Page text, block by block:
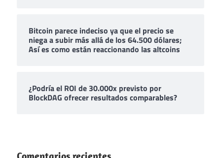
Bitcoin parece indeciso ya que el precio se
niega a subir más allá de los 64.500 dólares;
Así es como están reaccionando las altcoins
¿Podría el ROI de 30.000x previsto por
BlockDAG ofrecer resultados comparables?